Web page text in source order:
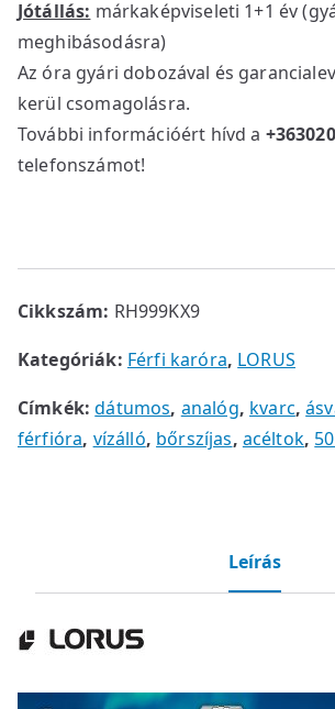
Jótállás: márkaképviseleti 1+1 év
meghibásodásra)
Az óra gyári dobozával és
kerül csomagolásra.
További információért hívd a
telefonszámot!
Cikkszám: RH999KX9
Kategóriák: Férfi karóra, LORUS
Címkék:dátumos, analóg, kvarc,
férfióra, vízálló, bőrszíjas, acéltok,
Leírás